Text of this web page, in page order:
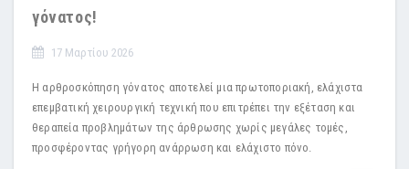
γόνατος!
17 Μαρτίου 2026
Η αρθροσκόπηση γόνατος αποτελεί μια πρωτοποριακή, ελάχιστα
επεμβατική χειρουργική τεχνική που επιτρέπει την εξέταση και
θεραπεία προβλημάτων της άρθρωσης χωρίς μεγάλες τομές,
προσφέροντας γρήγορη ανάρρωση και ελάχιστο πόνο.